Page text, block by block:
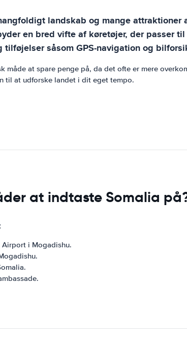
landskab og mange
en bred vifte af køretøjer, der passer
såsom GPS-navigation og
måde at spare penge på, da det ofte er mere
til at udforske landet i dit eget tempo.
at indtaste Somalia
i Mogadishu.